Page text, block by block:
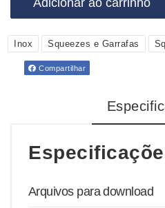
Adicionar ao carrinho
Inox Squeezes e Garrafas
Compartilhar
Arquivos para download